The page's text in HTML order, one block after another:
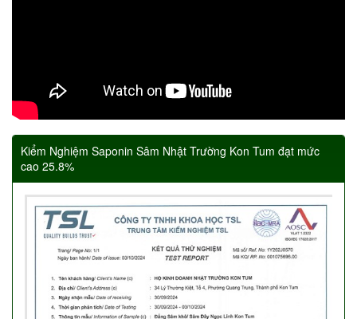
Kiểm Nghiệm Saponin Sâm Nhật Trường Kon Tum đạt mức
cao 25.8%